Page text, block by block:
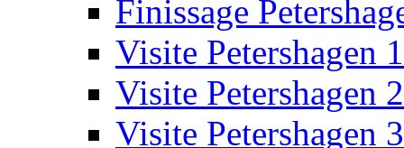
Finissage
Visite Petershagen 1
Visite Petershagen 2
Visite Petershagen 3